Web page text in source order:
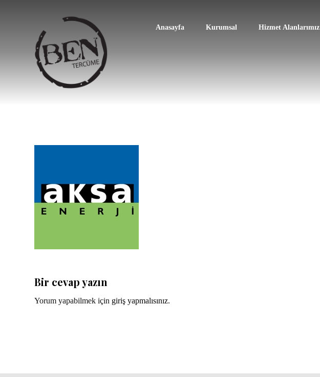
Anasayfa Kurumsal Hizmet Alanlarımız
Bir cevap yazın
Yorum yapabilmek için giriş yapmalısınız.